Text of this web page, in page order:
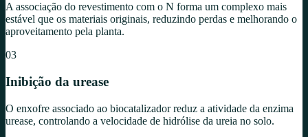
A associação do revestimento com o N forma um complexo mais
estável que os materiais originais, reduzindo perdas e melhorando o
aproveitamento pela planta.
03
Inibição da urease
O enxofre associado ao biocatalizador reduz a atividade da enzima
urease, controlando a velocidade de hidrólise da ureia no solo.